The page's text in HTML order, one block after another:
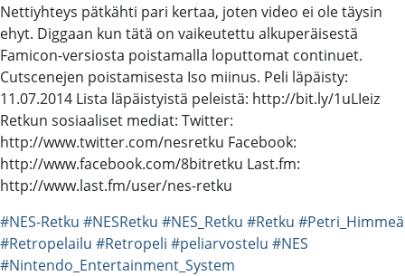
Nettiyhteys pätkähti pari kertaa, joten video ei ole täysin
ehyt. Diggaan kun tätä on vaikeutettu alkuperäisestä
Famicon-versiosta poistamalla loputtomat continuet.
Cutscenejen poistamisesta Iso miinus. Peli läpäisty:
11.07.2014 Lista läpäistyistä peleistä: http://bit.ly/1uLIeiz
Retkun sosiaaliset mediat: Twitter:
http://www.twitter.com/nesretku Facebook:
http://www.facebook.com/8bitretku Last.fm:
http://www.last.fm/user/nes-retku
#NES-Retku #NESRetku #NES_Retku #Retku #Petri_Himmeä
#Retropelailu #Retropeli #peliarvostelu #NES
#Nintendo_Entertainment_System